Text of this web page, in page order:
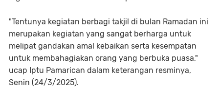
"Tentunya kegiatan berbagi takjil di bulan Ramadan ini
merupakan kegiatan yang sangat berharga untuk
melipat gandakan amal kebaikan serta kesempatan
untuk membahagiakan orang yang berbuka puasa,"
ucap Iptu Pamarican dalam keterangan resminya,
Senin (24/3/2025).